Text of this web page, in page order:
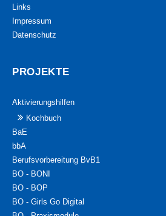
Links
Impressum
Datenschutz
PROJEKTE
Aktivierungshilfen
Kochbuch
BaE
bbA
Berufsvorbereitung BvB1
BO - BONI
BO - BOP
BO - Girls Go Digital